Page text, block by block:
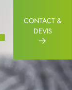
CONTACT &
DEVIS